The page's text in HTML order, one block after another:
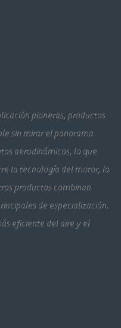
pioneras, productos
sin mirar el panorama
aerodinámicos, lo que
la tecnología del motor, la
productos combinan
de especialización.
eficiente del aire y el